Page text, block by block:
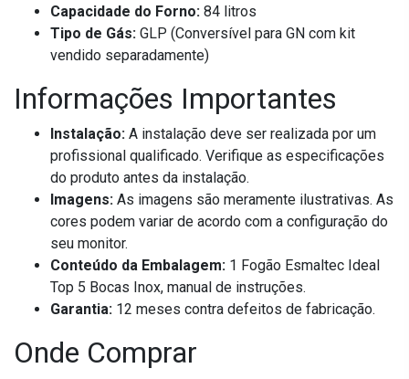
Capacidade do Forno: 84 litros
Tipo de Gás: GLP (Conversível para GN com kit
vendido separadamente)
Informações Importantes
Instalação: A instalação deve ser realizada por um
profissional qualificado. Verifique as especificações
do produto antes da instalação.
Imagens: As imagens são meramente ilustrativas. As
cores podem variar de acordo com a configuração do
seu monitor.
Conteúdo da Embalagem: 1 Fogão Esmaltec Ideal
Top 5 Bocas Inox, manual de instruções.
Garantia: 12 meses contra defeitos de fabricação.
Onde Comprar